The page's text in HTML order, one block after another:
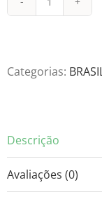
SP
Masculino
Categorias:
Descrição
Avaliações (0)